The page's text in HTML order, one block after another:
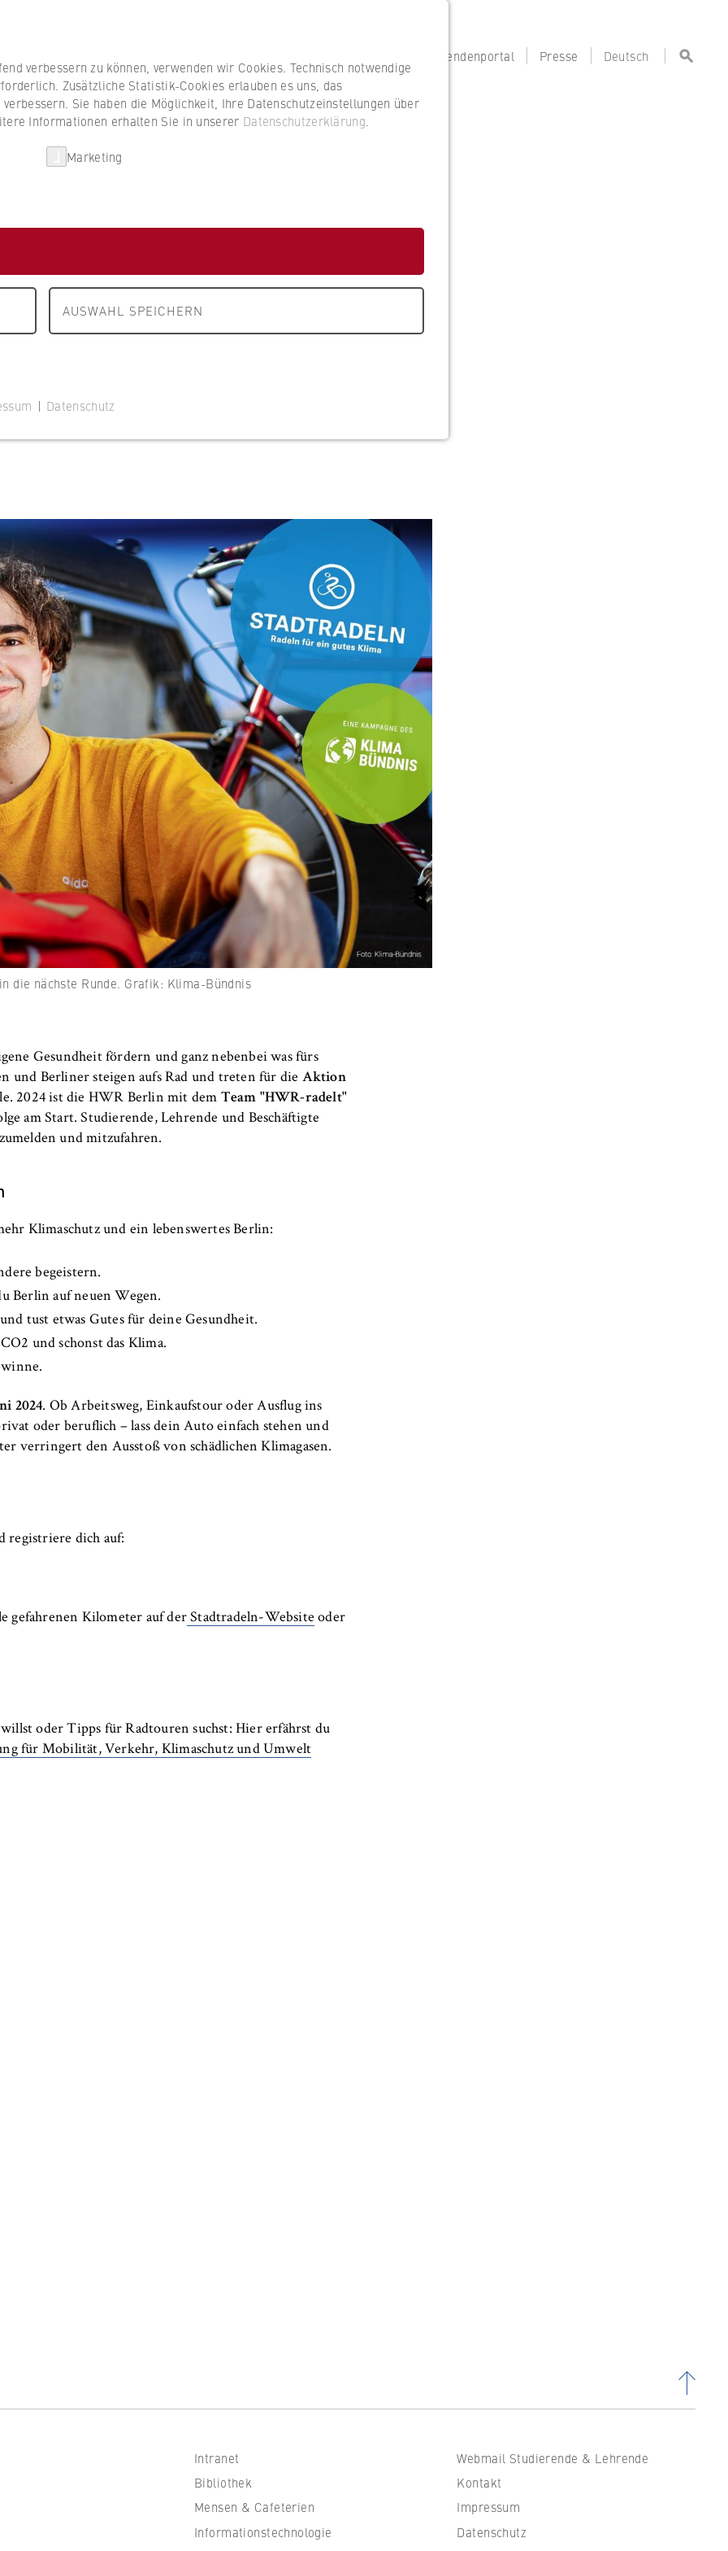
Lehrendenportal Presse Deutsch
HWR Berlin Kooperationen Forschung
FB 1 Wirtschaftswissenschaften
Pedale treten für
Stadtradeln in Berlin in eine neue Runde.
die nächste Runde. Grafik: Klima-Bündnis
Gesundheit fördern und ganz nebenbei was fürs
und Berliner steigen aufs Rad und treten für die Aktion
2024 ist die HWR Berlin mit dem Team "HWR-radelt"
am Start. Studierende, Lehrende und Beschäftigte
und mitzufahren.
Klimaschutz und ein lebenswertes Berlin:
begeistern.
Berlin auf neuen Wegen.
tust etwas Gutes für deine Gesundheit.
und schonst das Klima.
2024. Ob Arbeitsweg, Einkaufstour oder Ausflug ins
oder beruflich – lass dein Auto einfach stehen und
verringert den Ausstoß von schädlichen Klimagasen.
registriere dich auf:
gefahrenen Kilometer auf derStadtradeln-Website oder
oder Tipps für Radtouren suchst: Hier erfährst du
für Mobilität, Verkehr, Klimaschutz und Umwelt
Intranet
Bibliothek
Mensen & Cafeterien
Informationstechnologie
Webmail Studierende & Lehrende
Kontakt
Impressum
Datenschutz
verbessern zu können, verwenden wir Cookies. Technisch notwendige
Zusätzliche Statistik-Cookies erlauben es uns, das
Sie haben die Möglichkeit, Ihre Datenschutzeinstellungen über
Informationen erhalten Sie in unserer Datenschutzerklärung
Marketing
AUSWAHL SPEICHERN
des Benutzers für Cookies auf der aktuellen
wird verhindert, dass das Cookie-Banner bei jedem erneuten
wiederholt angezeigt wird.
der Browsersitzung für eingeloggte Frontend-Benutzer (z. B.
Er speichert die Session-ID und sorgt dafür, dass
des Besuchs eingeloggt bleibt.
Browsersitzung
und Abspielen von eingebetteten YouTube-Videos, wobei Daten
und Cookies gesetzt werden.
zu verbessern. Hierzu werden Cookies gesetzt, die uns
welche Seiten am häufigsten besucht werden.
| Datenschutz